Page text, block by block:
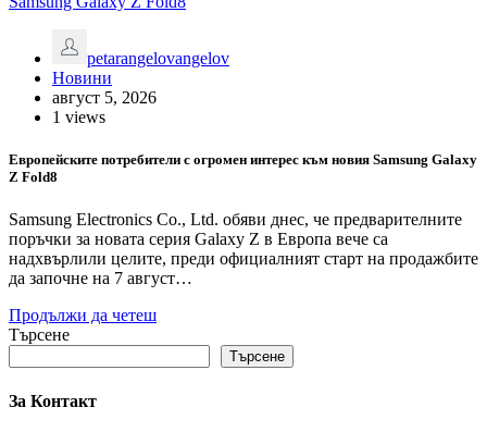
petarangelovangelov
Новини
август 5, 2026
1 views
Европейските потребители с огромен интерес към новия Samsung Galaxy
Z Fold8
Samsung Electronics Co., Ltd. обяви днес, че предварителните
поръчки за новата серия Galaxy Z в Европа вече са
надхвърлили целите, преди официалният старт на продажбите
да започне на 7 август…
Продължи да четеш
Търсене
Търсене
За Контакт